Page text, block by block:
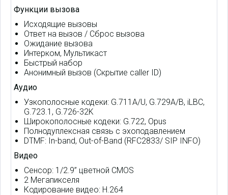
Функции вызова
Исходящие вызовы
Ответ на вызов / Сброс вызова
Ожидание вызова
Интерком, Мультикаст
Быстрый набор
Анонимный вызов (Скрытие caller ID)
Аудио
Узкополосные кодеки: G.711A/U, G.729A/B, iLBC,
G.723.1, G.726-32K
Широкополосные кодеки: G.722, Opus
Полнодуплексная связь с эхоподавлением
DTMF: In-band, Out-of-Band (RFC2833/ SIP INFO)
Видео
Сенсор: 1/2.9” цветной CMOS
2 Мегапикселя
Кодирование видео: H.264